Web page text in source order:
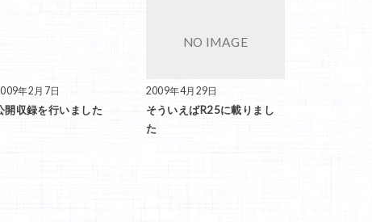
年2月7日
開収録を行いました
2009年4月29日
そういえばR25に載りまし
た